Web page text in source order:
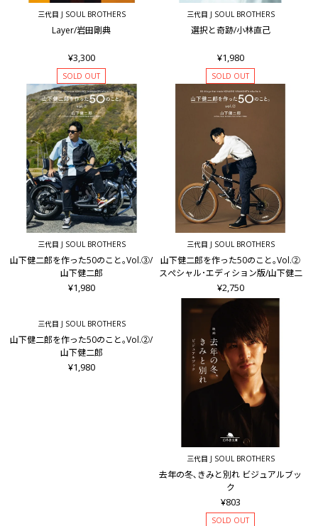
三代目 J SOUL BROTHERS
Layer/岩田剛典
¥3,300
SOLD OUT
三代目 J SOUL BROTHERS
選択と奇跡/小林直己
¥1,980
SOLD OUT
三代目 J SOUL BROTHERS
山下健二郎を作った50のこと｡Vol.③/
山下健二郎
¥1,980
三代目 J SOUL BROTHERS
山下健二郎を作った50のこと｡Vol.②
スぺシャル･エディション版/山下健二
¥2,750
三代目 J SOUL BROTHERS
山下健二郎を作った50のこと｡Vol.②/
山下健二郎
¥1,980
三代目 J SOUL BROTHERS
去年の冬､きみと別れ ビジュアルブッ
ク
¥803
SOLD OUT